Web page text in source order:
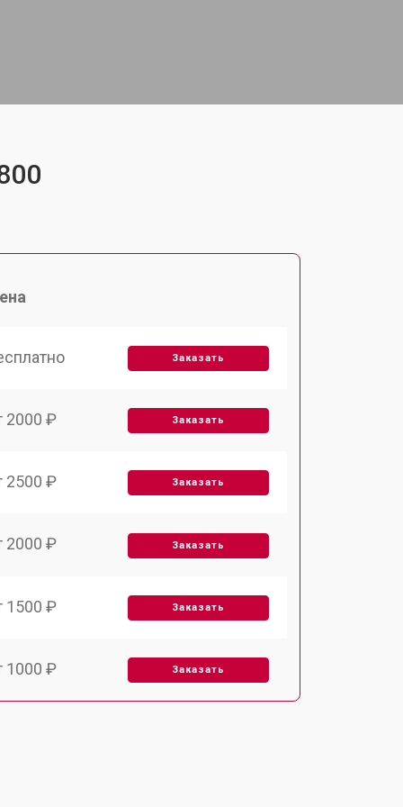
Заказать
2000 ₽ Заказать
2500 ₽ Заказать
2000 ₽ Заказать
1500 ₽ Заказать
1000 ₽ Заказать